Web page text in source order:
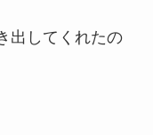
出してくれたの